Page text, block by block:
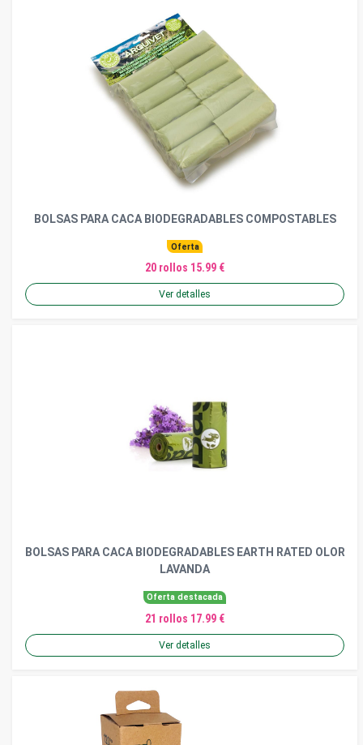
BOLSAS PARA CACA BIODEGRADABLES COMPOSTABLES
Oferta
20 rollos 15.99 €
Ver detalles
BOLSAS PARA CACA BIODEGRADABLES EARTH RATED OLOR
LAVANDA
Oferta destacada
21 rollos 17.99 €
Ver detalles